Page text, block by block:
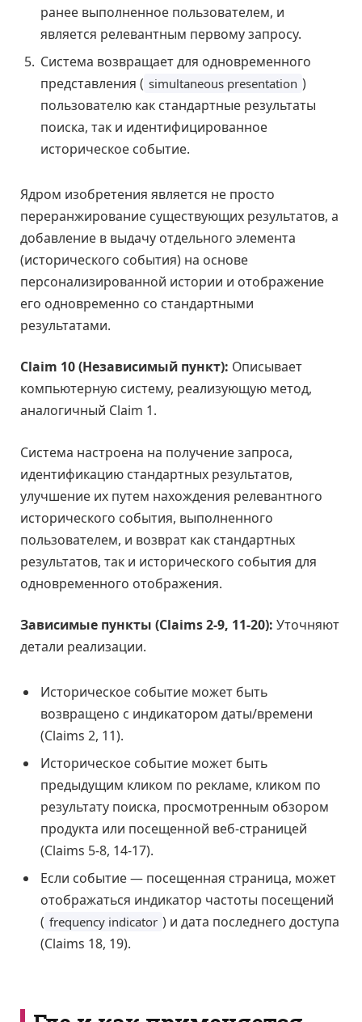
ранее выполненное пользователем, и
является релевантным первому запросу.
Система возвращает для одновременного
представления ( simultaneous presentation )
пользователю как стандартные результаты
поиска, так и идентифицированное
историческое событие.
Ядром изобретения является не просто
переранжирование существующих результатов, а
добавление в выдачу отдельного элемента
(исторического события) на основе
персонализированной истории и отображение
его одновременно со стандартными
результатами.
Claim 10 (Независимый пункт): Описывает
компьютерную систему, реализующую метод,
аналогичный Claim 1.
Система настроена на получение запроса,
идентификацию стандартных результатов,
улучшение их путем нахождения релевантного
исторического события, выполненного
пользователем, и возврат как стандартных
результатов, так и исторического события для
одновременного отображения.
Зависимые пункты (Claims 2-9, 11-20): Уточняют
детали реализации.
Историческое событие может быть
возвращено с индикатором даты/времени
(Claims 2, 11).
Историческое событие может быть
предыдущим кликом по рекламе, кликом по
результату поиска, просмотренным обзором
продукта или посещенной веб-страницей
(Claims 5-8, 14-17).
Если событие — посещенная страница, может
отображаться индикатор частоты посещений
( frequency indicator ) и дата последнего доступа
(Claims 18, 19).